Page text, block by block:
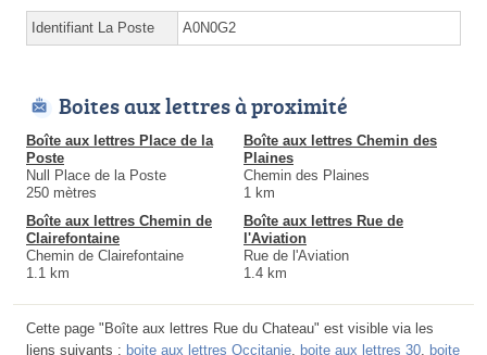
Identifiant La Poste A0N0G2
Boites aux lettres à proximité
Boîte aux lettres Place de la
Poste
Null Place de la Poste
250 mètres
Boîte aux lettres Chemin des
Plaines
Chemin des Plaines
1 km
Boîte aux lettres Chemin de
Clairefontaine
Chemin de Clairefontaine
1.1 km
Boîte aux lettres Rue de
l'Aviation
Rue de l'Aviation
1.4 km
Cette page "Boîte aux lettres Rue du Chateau" est visible via les
liens suivants : boite aux lettres Occitanie boite aux lettres 30 boite